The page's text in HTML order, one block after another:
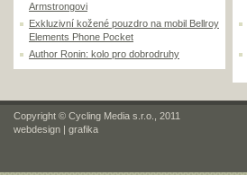
Armstrongovi
Exkluzivní kožené pouzdro na mobil Bellroy
Elements Phone Pocket
Author Ronin: kolo pro dobrodruhy
Copyright © Cycling Media s.r.o., 2011
webdesign | grafika